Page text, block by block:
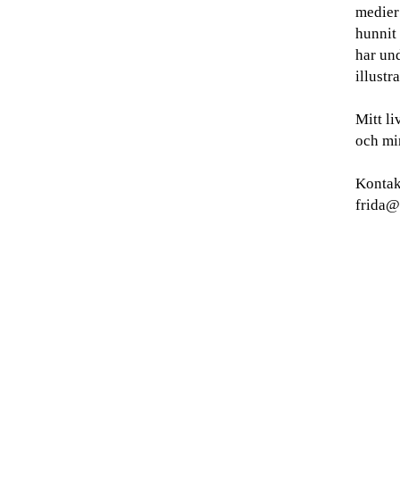
hunnit
har
Mitt
och